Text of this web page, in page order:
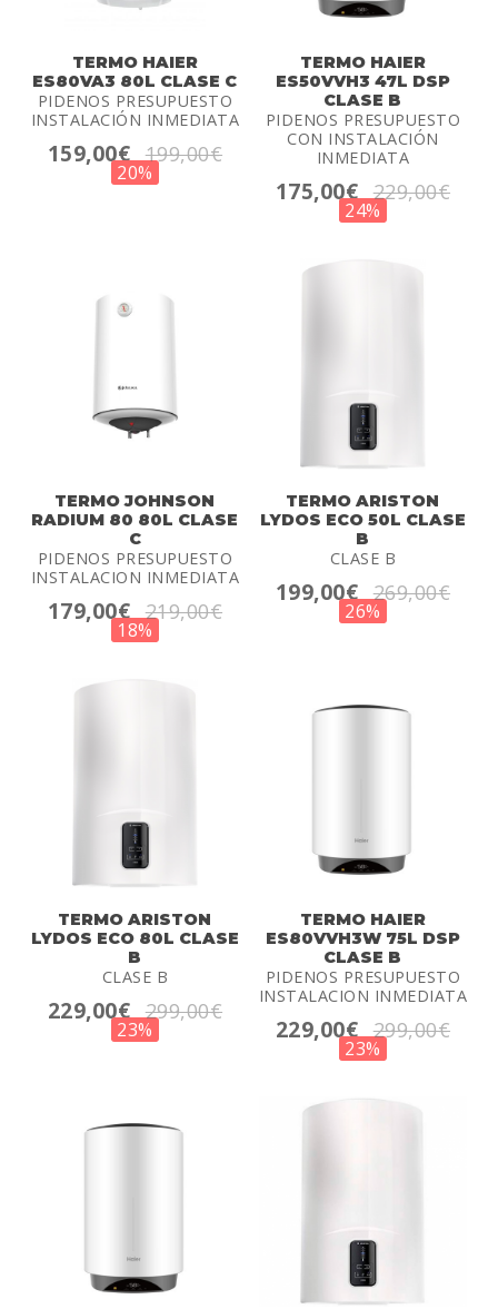
TERMO HAIER
ES80VA3 80L CLASE C
PIDENOS PRESUPUESTO
INSTALACIÓN INMEDIATA
159,00€ 199,00€
20%
TERMO HAIER
ES50VVH3 47L DSP
CLASE B
PIDENOS PRESUPUESTO
CON INSTALACIÓN
INMEDIATA
175,00€ 229,00€
24%
TERMO JOHNSON
RADIUM 80 80L CLASE
C
PIDENOS PRESUPUESTO
INSTALACION INMEDIATA
179,00€ 219,00€
18%
TERMO ARISTON
LYDOS ECO 50L CLASE
B
CLASE B
199,00€ 269,00€
26%
TERMO ARISTON
LYDOS ECO 80L CLASE
B
CLASE B
229,00€ 299,00€
23%
TERMO HAIER
ES80VVH3W 75L DSP
CLASE B
PIDENOS PRESUPUESTO
INSTALACION INMEDIATA
229,00€ 299,00€
23%